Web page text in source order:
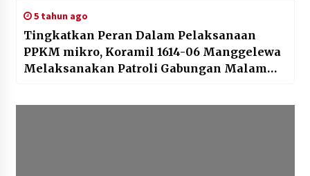
5 tahun ago
Tingkatkan Peran Dalam Pelaksanaan
PPKM mikro, Koramil 1614-06 Manggelewa
Melaksanakan Patroli Gabungan Malam